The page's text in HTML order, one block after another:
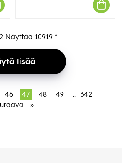
Näyttää 10919 *
lisää
46 47 48 49 .. 342
»